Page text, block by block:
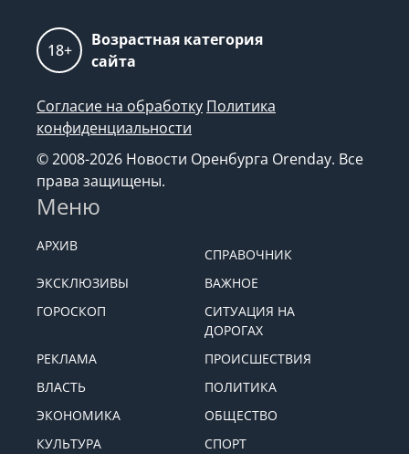
18+
Возрастная категория
сайта
Согласие на обработку Политика
конфиденциальности
© 2008-2026 Новости Оренбурга Orenday. Все
права защищены.
Меню
АРХИВ
СПРАВОЧНИК
ЭКСКЛЮЗИВЫ
ВАЖНОЕ
ГОРОСКОП
СИТУАЦИЯ НА
ДОРОГАХ
РЕКЛАМА
ПРОИСШЕСТВИЯ
ВЛАСТЬ
ПОЛИТИКА
ЭКОНОМИКА
ОБЩЕСТВО
КУЛЬТУРА
СПОРТ